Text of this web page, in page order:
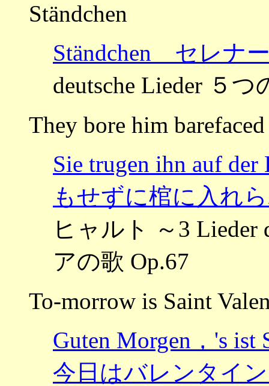
Ständchen
Ständchen セレナ
deutsche Lieder ５
They bore him
Sie trugen ihn auf
もせずに棺に入れ
ヒャルト ～3 Lieder
アの歌 Op.67
To-morrow is Saint
Guten Morgen，'s
今日はバレンタイ